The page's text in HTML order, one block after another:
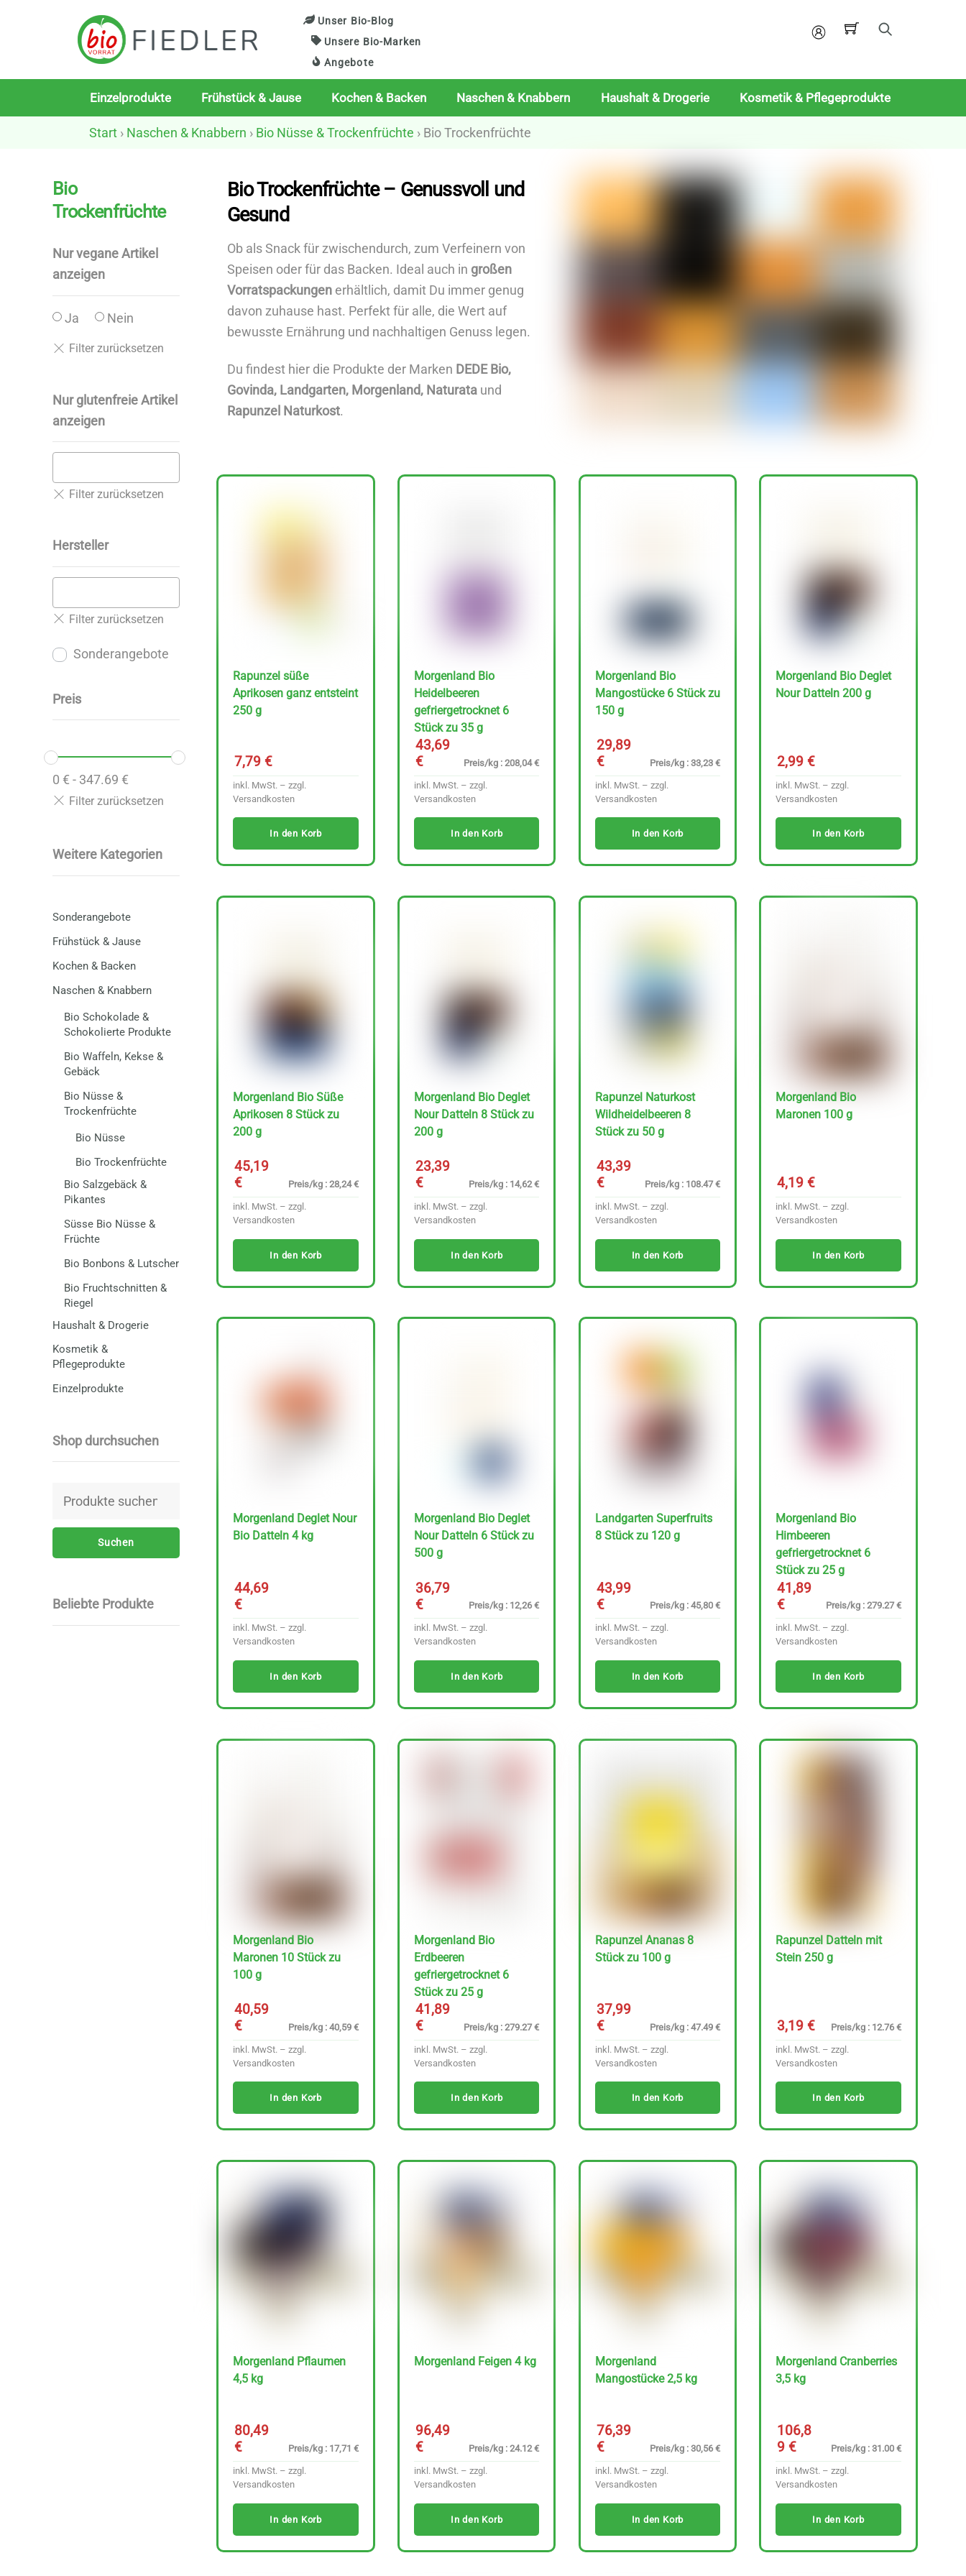
Unser Bio-Blog
Unsere Bio-Marken
Angebote
Mein
Einzelprodukte Frühstück & Jause Kochen & Backen Naschen & Knabbern Haushalt & Drogerie Kosmetik & Pflegeprodukte
Start › Naschen & Knabbern › Bio Nüsse & Trockenfrüchte › Bio Trockenfrüchte
Bio
Trockenfrüchte
Nur vegane Artikel
anzeigen
Ja Nein
Nur glutenfreie Artikel
anzeigen
Hersteller
Sonderangebote
Preis
0 € - 347.69 €
Weitere Kategorien
Sonderangebote
Frühstück & Jause
Kochen & Backen
Naschen & Knabbern
Bio Schokolade &
Schokolierte Produkte
Bio Waffeln, Kekse &
Gebäck
Bio Nüsse &
Trockenfrüchte
Bio Nüsse
Bio Trockenfrüchte
Bio Salzgebäck &
Pikantes
Süsse Bio Nüsse &
Früchte
Bio Bonbons & Lutscher
Bio Fruchtschnitten &
Riegel
Haushalt & Drogerie
Kosmetik &
Pflegeprodukte
Einzelprodukte
Shop durchsuchen
Suchen
Suchen
Beliebte Produkte
Bio Trockenfrüchte – Genussvoll und
Gesund
Ob als Snack für zwischendurch, zum Verfeinern von
Speisen oder für das Backen. Ideal auch in großen
Vorratspackungenerhältlich, damit Du immer genug
davon zuhause hast. Perfekt für alle, die Wert auf
bewusste Ernährung und nachhaltigen Genuss legen.
Du findest hier die Produkte der Marken DEDE Bio,
Govinda, Landgarten, Morgenland, Naturata und
Rapunzel Naturkost.
Rapunzel süße
Aprikosen ganz entsteint
250 g
7,79€
inkl. MwSt. – zzgl.
Versandkosten
In den Korb
Morgenland Bio
Heidelbeeren
gefriergetrocknet 6
Stück zu 35 g
43,69
€
Preis/kg : 208,04 €
inkl. MwSt. – zzgl.
Versandkosten
In den Korb
Morgenland Bio
Mangostücke 6 Stück zu
150 g
29,89
€
Preis/kg : 33,23 €
inkl. MwSt. – zzgl.
Versandkosten
In den Korb
Morgenland Bio Deglet
Nour Datteln 200 g
2,99€
inkl. MwSt. – zzgl.
Versandkosten
In den Korb
Morgenland Bio Süße
Aprikosen 8 Stück zu
200 g
45,19
€
Preis/kg : 28,24 €
inkl. MwSt. – zzgl.
Versandkosten
In den Korb
Morgenland Bio Deglet
Nour Datteln 8 Stück zu
200 g
23,39
€
Preis/kg : 14,62 €
inkl. MwSt. – zzgl.
Versandkosten
In den Korb
Rapunzel Naturkost
Wildheidelbeeren 8
Stück zu 50 g
43,39
€
Preis/kg : 108.47 €
inkl. MwSt. – zzgl.
Versandkosten
In den Korb
Morgenland Bio
Maronen 100 g
4,19€
inkl. MwSt. – zzgl.
Versandkosten
In den Korb
Morgenland Deglet Nour
Bio Datteln 4 kg
44,69
€
inkl. MwSt. – zzgl.
Versandkosten
In den Korb
Morgenland Bio Deglet
Nour Datteln 6 Stück zu
500 g
36,79
€
Preis/kg : 12,26 €
inkl. MwSt. – zzgl.
Versandkosten
In den Korb
Landgarten Superfruits
8 Stück zu 120 g
43,99
€
Preis/kg : 45,80 €
inkl. MwSt. – zzgl.
Versandkosten
In den Korb
Morgenland Bio
Himbeeren
gefriergetrocknet 6
Stück zu 25 g
41,89
€
Preis/kg : 279.27 €
inkl. MwSt. – zzgl.
Versandkosten
In den Korb
Morgenland Bio
Maronen 10 Stück zu
100 g
40,59
€
Preis/kg : 40,59 €
inkl. MwSt. – zzgl.
Versandkosten
In den Korb
Morgenland Bio
Erdbeeren
gefriergetrocknet 6
Stück zu 25 g
41,89
€
Preis/kg : 279.27 €
inkl. MwSt. – zzgl.
Versandkosten
In den Korb
Rapunzel Ananas 8
Stück zu 100 g
37,99
€
Preis/kg : 47.49 €
inkl. MwSt. – zzgl.
Versandkosten
In den Korb
Rapunzel Datteln mit
Stein 250 g
3,19€ Preis/kg : 12.76 €
inkl. MwSt. – zzgl.
Versandkosten
In den Korb
Morgenland Pflaumen
4,5 kg
80,49
€
Preis/kg : 17,71 €
inkl. MwSt. – zzgl.
Versandkosten
In den Korb
Morgenland Feigen 4 kg
96,49
€
Preis/kg : 24.12 €
inkl. MwSt. – zzgl.
Versandkosten
In den Korb
Morgenland
Mangostücke 2,5 kg
76,39
€
Preis/kg : 30,56 €
inkl. MwSt. – zzgl.
Versandkosten
In den Korb
Morgenland Cranberries
3,5 kg
106,8
9€ Preis/kg : 31.00 €
inkl. MwSt. – zzgl.
Versandkosten
In den Korb